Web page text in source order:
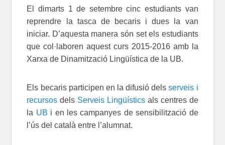
El dimarts 1 de setembre cinc estudiants van
reprendre la tasca de becaris i dues la van
iniciar. D’aquesta manera són set els estudiants
que col·laboren aquest curs 2015-2016 amb la
Xarxa de Dinamització Lingüística de la UB.
Els becaris participen en la difusió delsserveis i
recursos dels Serveis Lingüístics als centres de
la UB i en les campanyes de sensibilització de
l’ús del català entre l’alumnat.